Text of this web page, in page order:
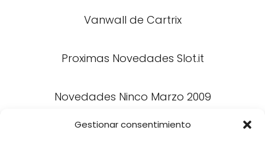
Gestionar consentimiento
Vanwall de Cartrix
Proximas Novedades Slot.it
Novedades Ninco Marzo 2009